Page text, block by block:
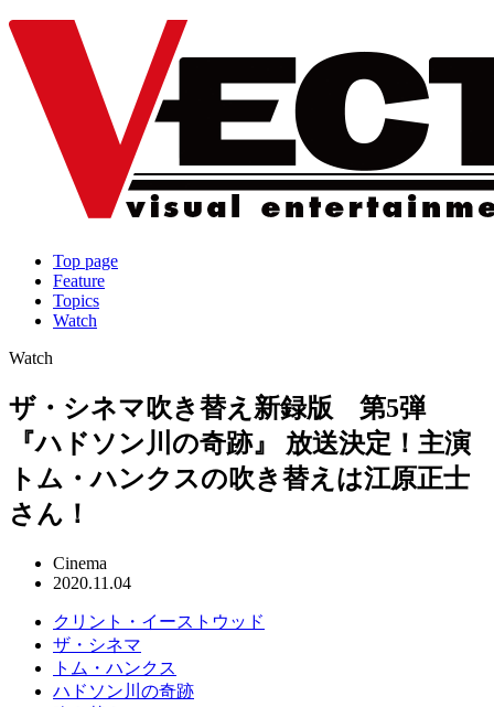
Top page
Feature
Topics
Watch
Watch
ザ・シネマ吹き替え新録版 第5弾
『ハドソン川の奇跡』 放送決定！主演
トム・ハンクスの吹き替えは江原正士
さん！
Cinema
2020.11.04
クリント・イーストウッド
ザ・シネマ
トム・ハンクス
ハドソン川の奇跡